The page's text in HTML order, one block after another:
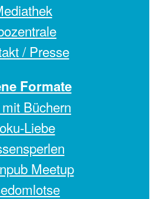
/ Presse
Formate
Büchern
Liebe
Meetup